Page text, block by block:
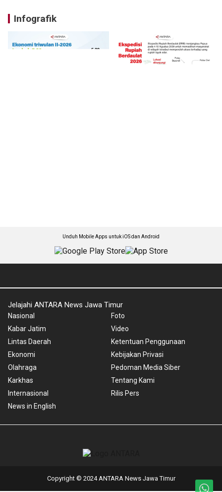
Infografik
Unduh Mobile Apps untuk iOS dan Android
Jelajahi ANTARA News Jawa Timur
Nasional
Kabar Jatim
Lintas Daerah
Ekonomi
Olahraga
Karkhas
Internasional
News in English
Foto
Video
Ketentuan Penggunaan
Kebijakan Privasi
Pedoman Media Siber
Tentang Kami
Rilis Pers
Copyright © 2024 ANTARA News Jawa Timur